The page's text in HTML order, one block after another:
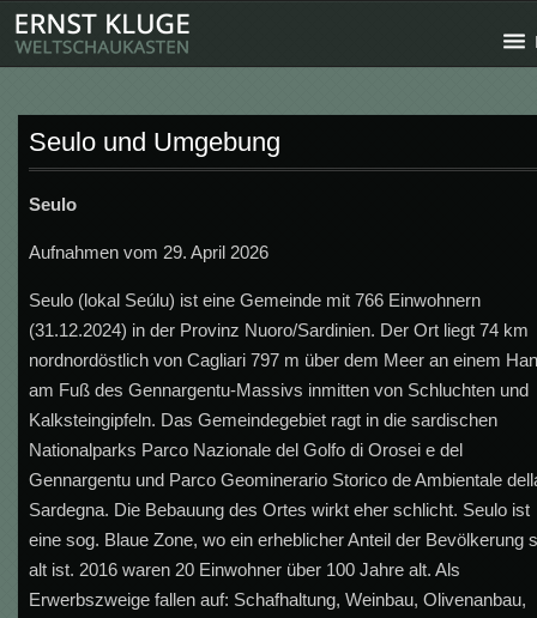
Seulo und Umgebung
Seulo
Aufnahmen vom 29. April 2026
Seulo (lokal Seúlu) ist eine Gemeinde mit 766 Einwohnern
(31.12.2024) in der Provinz Nuoro/Sardinien. Der Ort liegt 74 km
nordnordöstlich von Cagliari 797 m über dem Meer an einem
am Fuß des Gennargentu-Massivs inmitten von Schluchten und
Kalksteingipfeln. Das Gemeindegebiet ragt in die sardischen
Nationalparks Parco Nazionale del Golfo di Orosei e del
Gennargentu und Parco Geominerario Storico de Ambientale
Sardegna. Die Bebauung des Ortes wirkt eher schlicht. Seulo ist
eine sog. Blaue Zone, wo ein erheblicher Anteil der Bevölkerung
alt ist. 2016 waren 20 Einwohner über 100 Jahre alt. Als
Erwerbszweige fallen auf: Schafhaltung, Weinbau, Olivenanbau,